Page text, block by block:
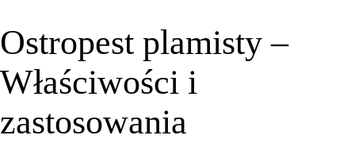
Ostropest plamisty –
Właściwości i
zastosowania